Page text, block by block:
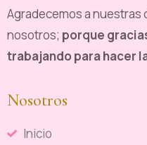
Agradecemos a nuestras
nosotros; porque
trabajando para hacer
Nosotros
Inicio